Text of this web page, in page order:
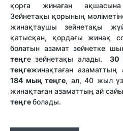
қорға жинаған
Зейнетақы қорының
жинақтаушы зейнетақы
қатысқан, қордағы жинақ
болатын азамат зейнетке
теңге зейнетақы алады. 30
теңгежинақтаған азаматтың
184 мың теңге, ал, 40 жыл
жинақтаған азаматтың ай
теңгеболады.